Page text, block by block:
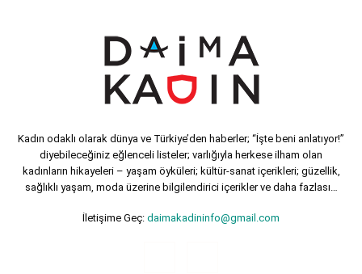
Kadın odaklı olarak dünya ve Türkiye’den haberler; “İşte beni anlatıyor!”
diyebileceğiniz eğlenceli listeler; varlığıyla herkese ilham olan
kadınların hikayeleri – yaşam öyküleri; kültür-sanat içerikleri; güzellik,
sağlıklı yaşam, moda üzerine bilgilendirici içerikler ve daha fazlası…
İletişime Geç: daimakadininfo@gmail.com